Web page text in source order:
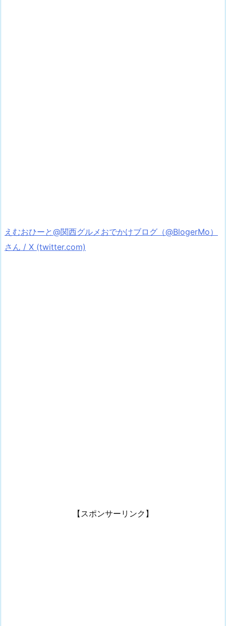
えむおひーと@関西グルメおでかけブログ（@BlogerMo）
さん / X (twitter.com)
【スポンサーリンク】